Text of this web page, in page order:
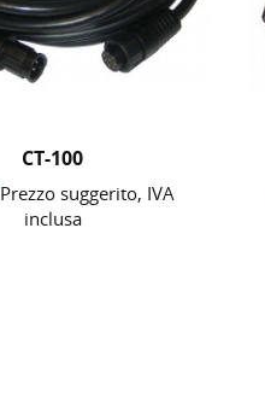
CT-100
Prezzo suggerito, IVA
inclusa